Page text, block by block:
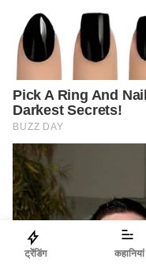
ट्रेंडिंग कहानियां